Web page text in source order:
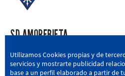
SD AMOREBIETA
San Miguel Kalea, 16, 48340
946 604 751 |
Utilizamos Cookies propias y de
servicios y mostrarte publicidad
base a un perfil elaborado a partir de